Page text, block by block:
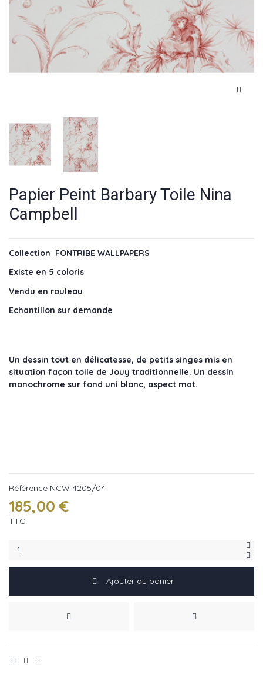
Papier Peint Barbary Toile Nina
Campbell
Collection FONTRIBE WALLPAPERS
Existe en 5 coloris
Vendu en rouleau
Echantillon sur demande
Un dessin tout en délicatesse, de petits singes mis en
situation façon toile de Jouy traditionnelle. Un dessin
monochrome sur fond uni blanc, aspect mat.
Référence NCW 4205/04
185,00 €
TTC
Ajouter au panier